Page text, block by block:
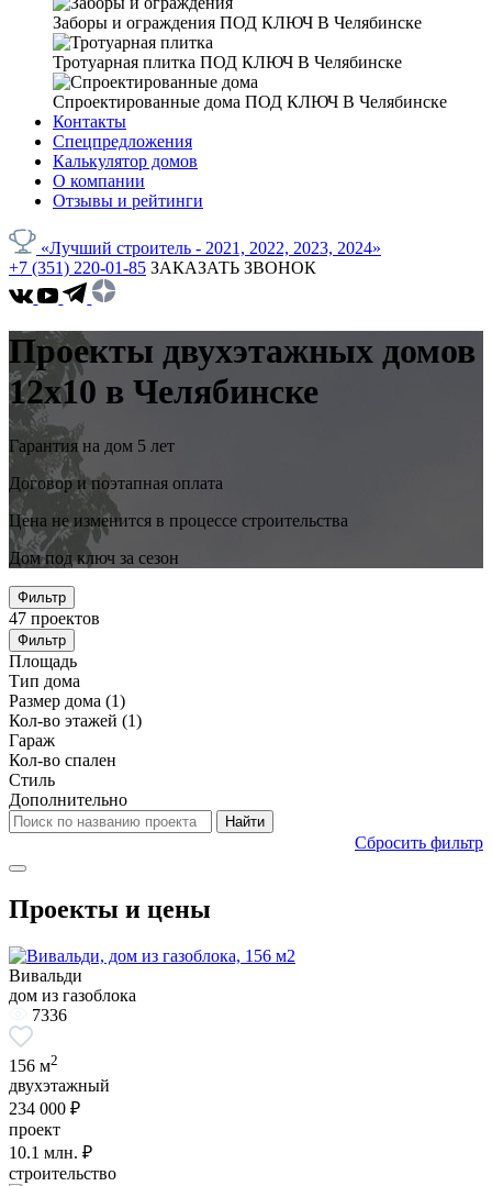
Заборы и ограждения ПОД КЛЮЧ В Челябинске
Тротуарная плитка ПОД КЛЮЧ В Челябинске
Спроектированные дома ПОД КЛЮЧ В Челябинске
Контакты
Спецпредложения
Калькулятор домов
О компании
Отзывы и рейтинги
«Лучший строитель - 2021, 2022, 2023, 2024»
+7 (351) 220-01-85 ЗАКАЗАТЬ ЗВОНОК
Проекты двухэтажных домов
12x10 в Челябинске
Гарантия на дом 5 лет
Договор и поэтапная оплата
Цена не изменится в процессе строительства
Дом под ключ за сезон
Фильтр
47 проектов
Фильтр
Площадь
Тип дома
Размер дома (1)
Кол-во этажей (1)
Гараж
Кол-во спален
Стиль
Дополнительно
Сбросить фильтр
Проекты и цены
Вивальди
дом из газоблока
7336
156 м2
двухэтажный
234 000 ₽
проект
10.1 млн. ₽
строительство